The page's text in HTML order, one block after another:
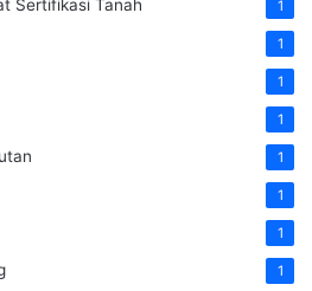
Sertifikasi Tanah 1
1
1
1
1
1
1
1